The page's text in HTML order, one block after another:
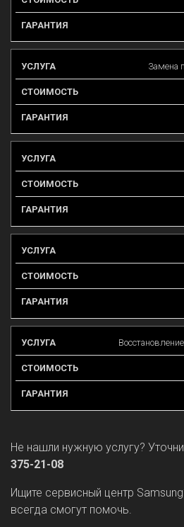
Замена
Не нашли нужную услугу?
375-21-08
Ищите сервисный центр
всегда смогут помочь.